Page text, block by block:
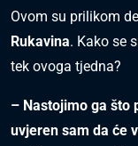
Ovom su prilikom
Rukavina. Kako se
tek ovoga tjedna?
– Nastojimo ga što
uvjeren sam da će